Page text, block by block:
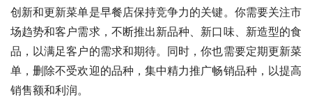
创新和更新菜单是早餐店保持竞争力的关键。你需要关注市
场趋势和客户需求，不断推出新品种、新口味、新造型的食
品，以满足客户的需求和期待。同时，你也需要定期更新菜
单，删除不受欢迎的品种，集中精力推广畅销品种，以提高
销售额和利润。